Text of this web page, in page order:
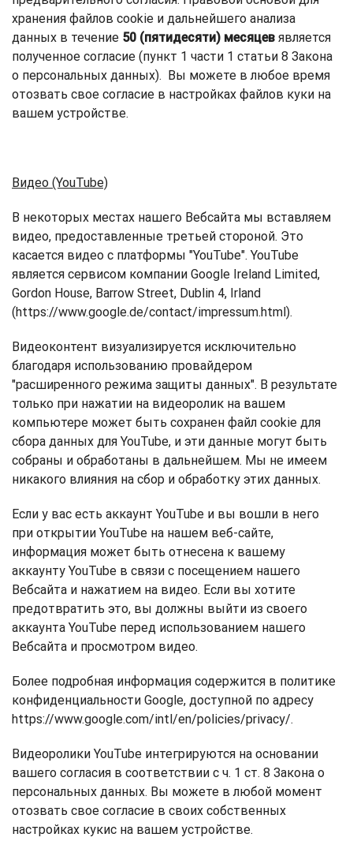
хранения файлов cookie и дальнейшего анализа
данных в течение 50 (пятидесяти) месяцев является
полученное согласие (пункт 1 части 1 статьи 8 Закона
о персональных данных). Вы можете в любое время
отозвать свое согласие в настройках файлов куки на
вашем устройстве.
Видео (YouTube)
В некоторых местах нашего Вебсайта мы вставляем
видео, предоставленные третьей стороной. Это
касается видео с платформы "YouTube". YouTube
является сервисом компании Google Ireland Limited,
Gordon House, Barrow Street, Dublin 4, Irland
(https://www.google.de/contact/impressum.html).
Видеоконтент визуализируется исключительно
благодаря использованию провайдером
"расширенного режима защиты данных". В результате
только при нажатии на видеоролик на вашем
компьютере может быть сохранен файл cookie для
сбора данных для YouTube, и эти данные могут быть
собраны и обработаны в дальнейшем. Мы не имеем
никакого влияния на сбор и обработку этих данных.
Если у вас есть аккаунт YouTube и вы вошли в него
при открытии YouTube на нашем веб-сайте,
информация может быть отнесена к вашему
аккаунту YouTube в связи с посещением нашего
Вебсайта и нажатием на видео. Если вы хотите
предотвратить это, вы должны выйти из своего
аккаунта YouTube перед использованием нашего
Вебсайта и просмотром видео.
Более подробная информация содержится в политике
конфиденциальности Google, доступной по адресу
https://www.google.com/intl/en/policies/privacy/.
Видеоролики YouTube интегрируются на основании
вашего согласия в соответствии с ч. 1 ст. 8 Закона о
персональных данных. Вы можете в любой момент
отозвать свое согласие в своих собственных
настройках кукис на вашем устройстве.